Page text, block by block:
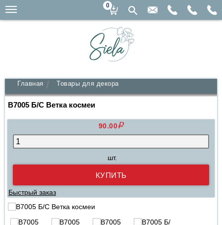
0
Главная Товары для декора
В7005 Б/С Ветка космеи
90.00q
шт.
Быстрый заказ